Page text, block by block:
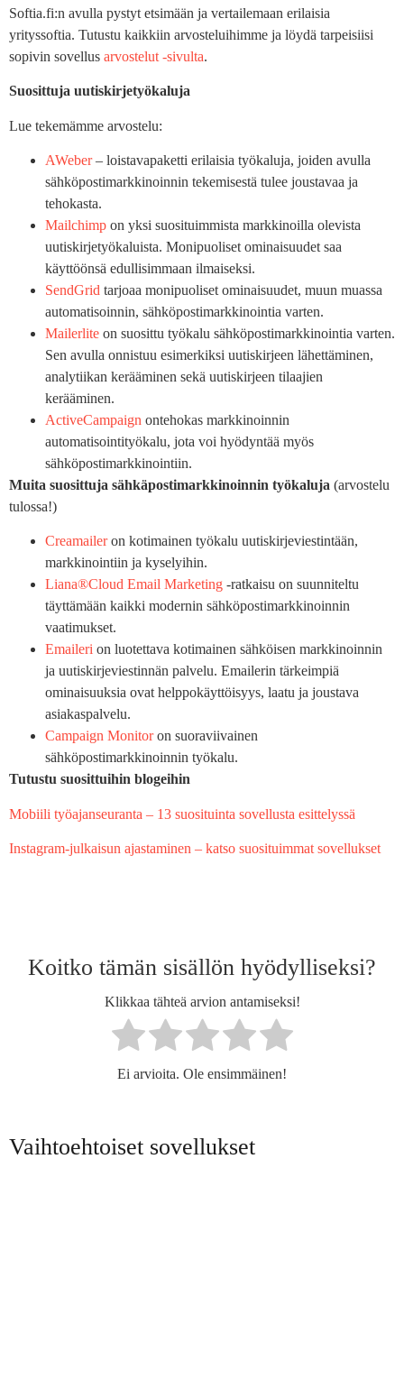
Softia.fi:n avulla pystyt etsimään ja vertailemaan erilaisia
yrityssoftia. Tutustu kaikkiin arvosteluihimme ja löydä tarpeisiisi
sopivin sovellus arvostelut -sivulta.
Suosittuja uutiskirjetyökaluja
Lue tekemämme arvostelu:
AWeber– loistavapaketti erilaisia työkaluja, joiden avulla
sähköpostimarkkinoinnin tekemisestä tulee joustavaa ja
tehokasta.
Mailchimp on yksi suosituimmista markkinoilla olevista
uutiskirjetyökaluista. Monipuoliset ominaisuudet saa
käyttöönsä edullisimmaan ilmaiseksi.
SendGrid tarjoaa monipuoliset ominaisuudet, muun muassa
automatisoinnin, sähköpostimarkkinointia varten.
Mailerlite on suosittu työkalu sähköpostimarkkinointia varten.
Sen avulla onnistuu esimerkiksi uutiskirjeen lähettäminen,
analytiikan kerääminen sekä uutiskirjeen tilaajien
kerääminen.
ActiveCampaign ontehokas markkinoinnin
automatisointityökalu, jota voi hyödyntää myös
sähköpostimarkkinointiin.
Muita suosittuja sähkäpostimarkkinoinnin työkaluja (arvostelu
tulossa!)
Creamaileron kotimainen työkalu uutiskirjeviestintään,
markkinointiin ja kyselyihin.
Liana®Cloud Email Marketing -ratkaisu on suunniteltu
täyttämään kaikki modernin sähköpostimarkkinoinnin
vaatimukset.
Emaileri on luotettava kotimainen sähköisen markkinoinnin
ja uutiskirjeviestinnän palvelu. Emailerin tärkeimpiä
ominaisuuksia ovat helppokäyttöisyys, laatu ja joustava
asiakaspalvelu.
Campaign Monitoron suoraviivainen
sähköpostimarkkinoinnin työkalu.
Tutustu suosittuihin blogeihin
Mobiili työajanseuranta – 13 suosituinta sovellusta esittelyssä
Instagram-julkaisun ajastaminen – katso suosituimmat sovellukset
Koitko tämän sisällön hyödylliseksi?
Klikkaa tähteä arvion antamiseksi!
Ei arvioita. Ole ensimmäinen!
Vaihtoehtoiset sovellukset